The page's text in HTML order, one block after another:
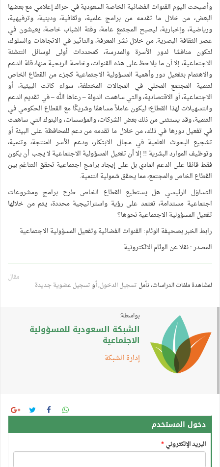
وأصبحت اليوم القنوات الفضائية الخاصة السعودية في حراك إعلامي مع بعضها
البعض، من خلال ما تقدمه من برامج علمية، وثقافية، ودينية، وترفيهية،
ورياضية، وإخبارية، ليصبح المجتمع عامة، وفئة الشباب خاصة، يعيشون في
عصر الثقافة البصرية. من خلال نشر المعرفة، والتاثير في الاتجاهات والسلوك،
لتكون منافسًا لدور الأسرة والمدرسة، كمحددات أولى لوسائل التنشئة
الاجتماعية، إلا أن ما يلاحظ على هذه القنوات، وخاصة الربحية منها، قلة الدعم
والاهتمام بتفعيل دور وأهمية المسؤولية الاجتماعية كجزء من القطاع الخاص
لتنمية المجتمع المحلي في المجالات المختلفة، سواء كانت البيئية، أو
الاجتماعية، أو الاقتصادية، والتي ساهمت الدولة – رعاها الله – في تقديم الدعم
والتسهيلات لهذا القطاع؛ ليكون عاملاً مساهمًا وشريكًا مع القطاع الحكومي في
التنمية، وقد يستثنى من ذلك بعض الشركات، والمؤسسات، والبنوك التي ساهمت
في تفعيل دورها في ذلك، من خلال ما تقدمه من دعم للمحافظة على البيئة أو
تشجيع البحوث العلمية في مجال الابتكار، ودعم الأسر المنتجة، وتنمية،
وتوظيف الموارد البشرية !! إلا أن تفعيل المسؤولية الاجتماعية لا يجب أن يكون
فقط قائمًا على الدعم المادي بل على إيجاد برامج اجتماعية تحقق التناغم بين
القطاع الخاص والمجتمع، مما يحقق شمولية التنمية.
التساؤل الرئيسي هل يستطيع القطاع الخاص طرح برامج ومشروعات
اجتماعية مستدامة، تعتمد على رؤية واستراتيجية محددة، يتم من خلالها
تفعيل المسؤولية الاجتماعية نحوها؟
رابط الخبر بصحيفة الوئام: القنوات الفضائية وتفعيل المسؤولية الاجتماعية
المصدر : نقلا عن الوئام الالكترونية
مقال
لمشاهدة ملفات الدراسات، نأمل تسجيل الدخول, أوتسجيل عضوية جديدة
بواسطة:
الشبكة السعودية للمسؤولية
الاجتماعية
إدارة الشبكة
دخول المستخدم
البريد الإلكتروني*